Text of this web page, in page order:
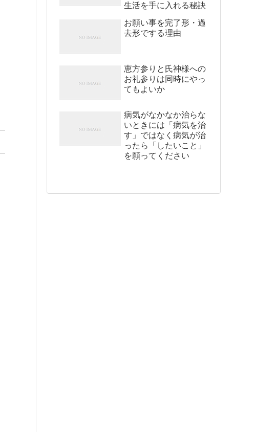
生活を手に入れる秘訣
お願い事を完了形・過
去形でする理由
恵方参りと氏神様への
お礼参りは同時にやっ
てもよいか
病気がなかなか治らな
いときには「病気を治
す」ではなく病気が治
ったら「したいこと」
を願ってください